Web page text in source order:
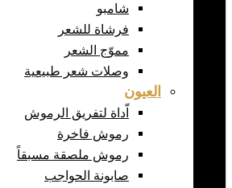
شامبو
فرشاة للشعر
مموّج الشعر
وصلات شعر طبيعية
العيون
اّداة لتفريق الرموش
رموش فاخرة
رموش ملصقة مسبقاً
صابونة الحواجب